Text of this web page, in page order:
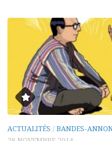
ACTUALITÉS / BANDES-